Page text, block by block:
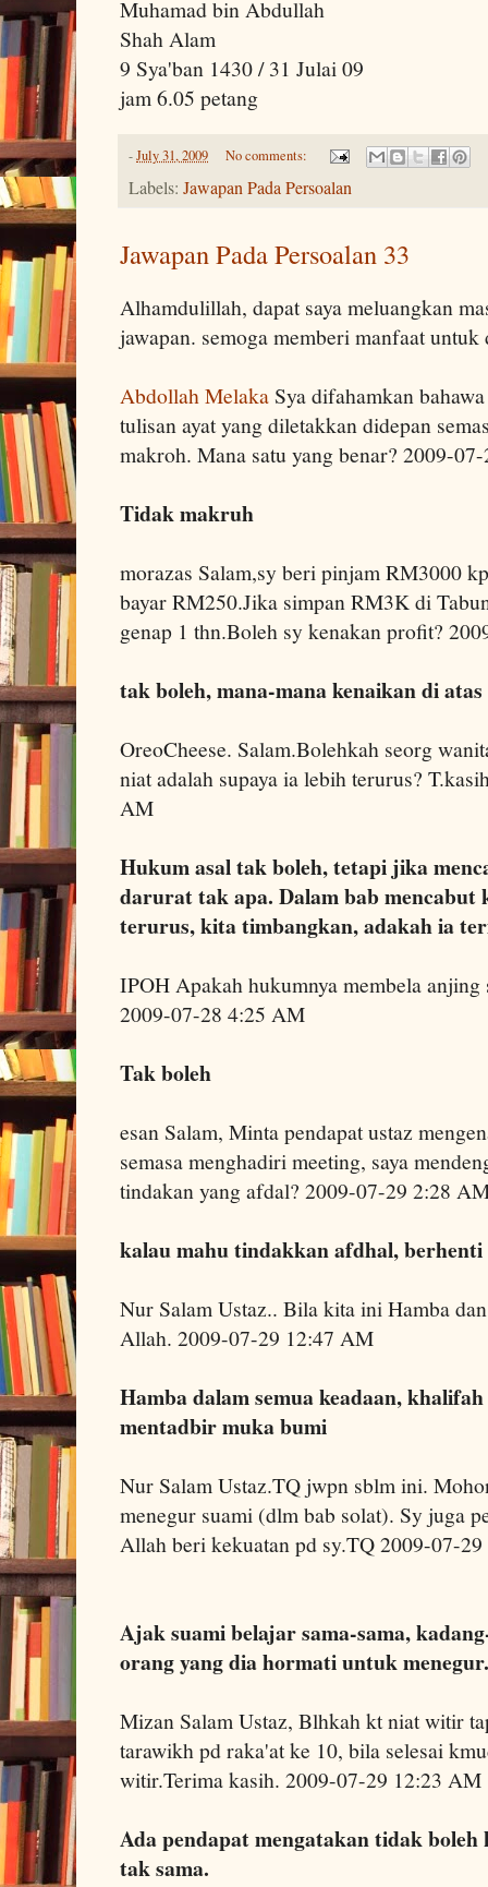
Muhamad bin Abdullah
Shah Alam
9 Sya'ban 1430 / 31 Julai 09
jam 6.05 petang
-July 31, 2009 No comments:
Labels: Jawapan Pada Persoalan
Jawapan Pada Persoalan 33
Alhamdulillah, dapat saya meluangkan
jawapan. semoga memberi manfaat untuk
Abdollah MelakaSya difahamkan
tulisan ayat yang diletakkan didepan
makroh. Mana satu yang benar? 2009-
Tidak makruh
morazas Salam,sy beri pinjam RM3000
bayar RM250.Jika simpan RM3K di
genap 1 thn.Boleh sy kenakan profit?
tak boleh, mana-mana kenaikan di
OreoCheese. Salam.Bolehkah seorg
niat adalah supaya ia lebih terurus?
AM
Hukum asal tak boleh, tetapi jika
darurat tak apa. Dalam bab mencabut
terurus, kita timbangkan, adakah ia
IPOH Apakah hukumnya membela anjing
2009-07-28 4:25 AM
Tak boleh
esan Salam, Minta pendapat ustaz
semasa menghadiri meeting, saya
tindakan yang afdal? 2009-07-29 2:28
kalau mahu tindakkan afdhal, berhenti
Nur Salam Ustaz.. Bila kita ini Hamba
Allah. 2009-07-29 12:47 AM
Hamba dalam semua keadaan,
mentadbir muka bumi
Nur Salam Ustaz.TQ jwpn sblm ini.
menegur suami (dlm bab solat). Sy juga
Allah beri kekuatan pd sy.TQ 2009-07-
Ajak suami belajar sama-sama,
orang yang dia hormati untuk menegur.
Mizan Salam Ustaz, Blhkah kt niat witir
tarawikh pd raka'at ke 10, bila selesai
witir.Terima kasih. 2009-07-29 12:23 AM
Ada pendapat mengatakan tidak boleh
tak sama.